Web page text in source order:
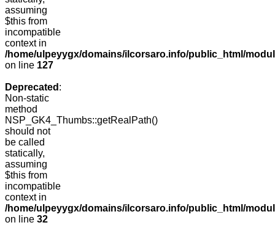
assuming
$this from
incompatible
context in
/home/ulpeyygx/domains/ilcorsaro.info/public_html/
on line 127
Deprecated :
Non-static
method
NSP_GK4_Thumbs::getRealPath()
should not
be called
statically,
assuming
$this from
incompatible
context in
/home/ulpeyygx/domains/ilcorsaro.info/public_html/
on line 32